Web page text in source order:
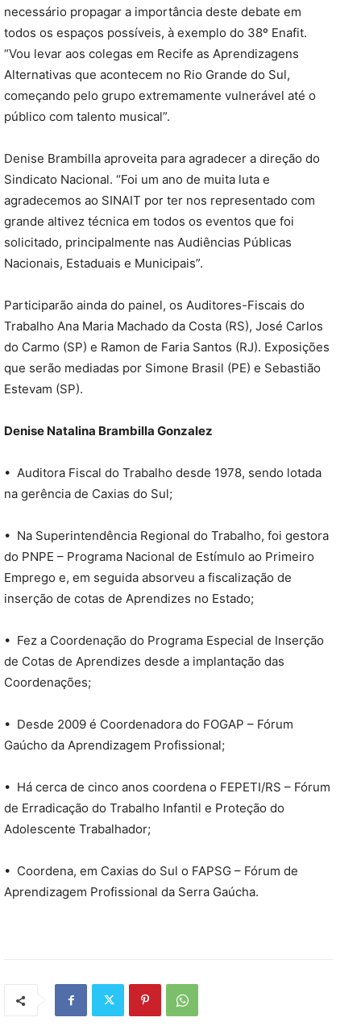
necessário propagar a importância deste debate em
todos os espaços possíveis, à exemplo do 38º Enafit.
“Vou levar aos colegas em Recife as Aprendizagens
Alternativas que acontecem no Rio Grande do Sul,
começando pelo grupo extremamente vulnerável até o
público com talento musical”.
Denise Brambilla aproveita para agradecer a direção do
Sindicato Nacional. “Foi um ano de muita luta e
agradecemos ao SINAIT por ter nos representado com
grande altivez técnica em todos os eventos que foi
solicitado, principalmente nas Audiências Públicas
Nacionais, Estaduais e Municipais”.
Participarão ainda do painel, os Auditores-Fiscais do
Trabalho Ana Maria Machado da Costa (RS), José Carlos
do Carmo (SP) e Ramon de Faria Santos (RJ). Exposições
que serão mediadas por Simone Brasil (PE) e Sebastião
Estevam (SP).
Denise Natalina Brambilla Gonzalez
• Auditora Fiscal do Trabalho desde 1978, sendo lotada
na gerência de Caxias do Sul;
• Na Superintendência Regional do Trabalho, foi gestora
do PNPE – Programa Nacional de Estímulo ao Primeiro
Emprego e, em seguida absorveu a fiscalização de
inserção de cotas de Aprendizes no Estado;
• Fez a Coordenação do Programa Especial de Inserção
de Cotas de Aprendizes desde a implantação das
Coordenações;
• Desde 2009 é Coordenadora do FOGAP – Fórum
Gaúcho da Aprendizagem Profissional;
• Há cerca de cinco anos coordena o FEPETI/RS – Fórum
de Erradicação do Trabalho Infantil e Proteção do
Adolescente Trabalhador;
• Coordena, em Caxias do Sul o FAPSG – Fórum de
Aprendizagem Profissional da Serra Gaúcha.